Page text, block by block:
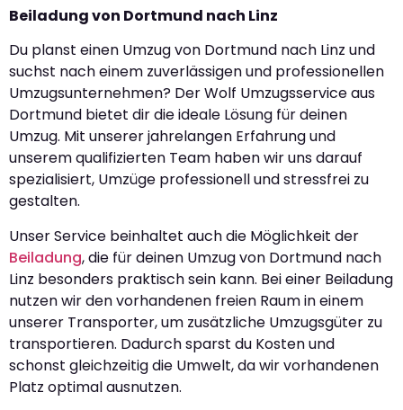
Beiladung von Dortmund nach Linz
Du planst einen Umzug von Dortmund nach Linz und
suchst nach einem zuverlässigen und professionellen
Umzugsunternehmen? Der Wolf Umzugsservice aus
Dortmund bietet dir die ideale Lösung für deinen
Umzug. Mit unserer jahrelangen Erfahrung und
unserem qualifizierten Team haben wir uns darauf
spezialisiert, Umzüge professionell und stressfrei zu
gestalten.
Unser Service beinhaltet auch die Möglichkeit der
Beiladung, die für deinen Umzug von Dortmund nach
Linz besonders praktisch sein kann. Bei einer Beiladung
nutzen wir den vorhandenen freien Raum in einem
unserer Transporter, um zusätzliche Umzugsgüter zu
transportieren. Dadurch sparst du Kosten und
schonst gleichzeitig die Umwelt, da wir vorhandenen
Platz optimal ausnutzen.